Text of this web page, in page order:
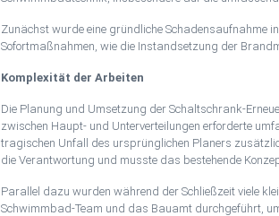
Zunächst wurde eine gründliche Schadensaufnahme
Sofortmaßnahmen, wie die Instandsetzung der
Komplexität der Arbeiten
Die Planung und Umsetzung der Schaltschrank-
zwischen Haupt- und Unterverteilungen erforderte
tragischen Unfall des ursprünglichen Planers
die Verantwortung und musste das bestehende
Parallel dazu wurden während der Schließzeit viele
Schwimmbad-Team und das Bauamt durchgeführt,